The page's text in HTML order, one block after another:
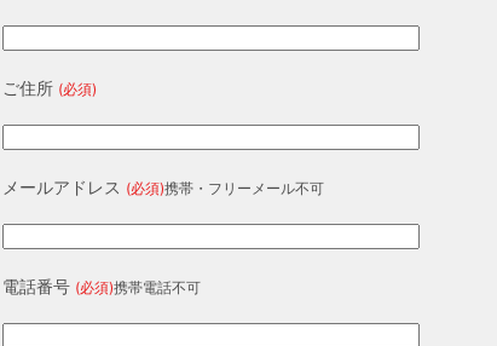
ご住所 (必須)
メールアドレス (必須)携帯・フリーメール不可
電話番号 (必須)携帯電話不可